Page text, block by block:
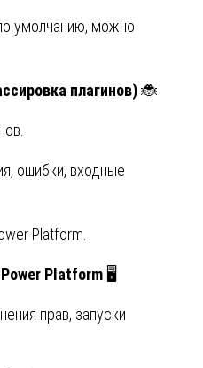
умолчанию, можно
плагинов)🐞
ошибки, входные
Platform.
Platform 🖥️
прав, запуски